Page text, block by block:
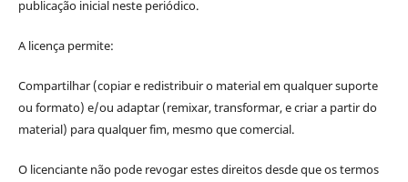
publicação inicial neste periódico.
A licença permite:
Compartilhar (copiar e redistribuir o material em qualquer suporte
ou formato) e/ou adaptar (remixar, transformar, e criar a partir do
material) para qualquer fim, mesmo que comercial.
O licenciante não pode revogar estes direitos desde que os termos